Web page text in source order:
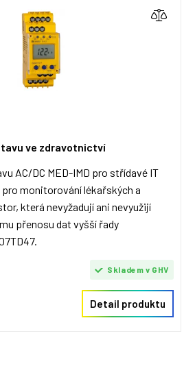
ve zdravotnictví
AC/DC MED-IMD pro střídavé IT
pro monitorování lékařských a
která nevyžadují ani nevyužijí
přenosu dat vyšší řady
Skladem v GHV
Detail produktu